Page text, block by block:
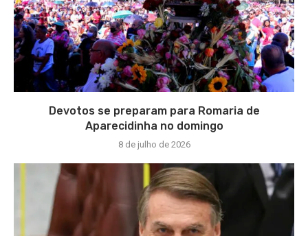
Devotos se preparam para Romaria de
Aparecidinha no domingo
8 de julho de 2026